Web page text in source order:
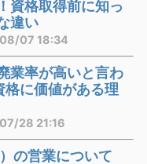
資格取得前に知っ
違い
08/07 18:34
業率が高いと言わ
に価値がある理
28 21:16
の営業について